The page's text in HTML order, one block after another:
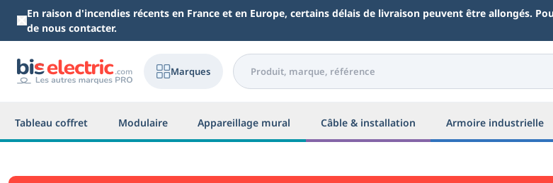
Aller au contenu principal
En raison d'incendies récents en France et en Europe, certains délais de livraison peuvent être allongés.
de nous contacter.
Marques
Tableau coffret Modulaire Appareillage mural Câble & installation Armoire industrielle